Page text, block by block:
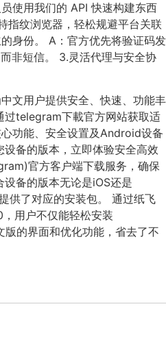
使用我们的 API 快速构建东西
指纹浏览器，轻松规避平台关联
身份。 A：官方优先将验证码发
非短信。 3.灵活代理与安全协
文用户提供安全、快速、功能丰
过telegram下載官方网站获取适
功能、安全设置及Android设备
备的版本，立即体验安全高效
官方客户端下载服务，确保
备的版本无论是iOS还是
供了对应的安装包。 通过纸飞
用户不仅能轻松安装
的界面和优化功能，省去了不